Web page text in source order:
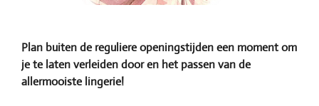
Plan buiten de reguliere openingstijden een moment om
je te laten verleiden door en het passen van de
allermooiste lingerie!